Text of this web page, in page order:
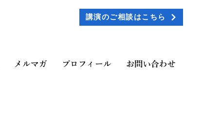
講演のご相談はこちら
メルマガ プロフィール お問い合わせ